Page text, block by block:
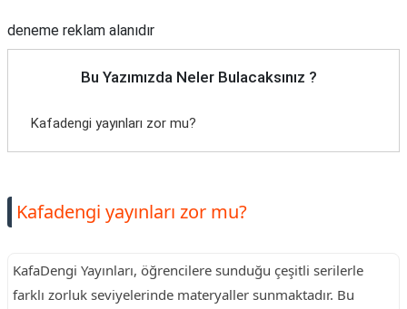
deneme reklam alanıdır
Bu Yazımızda Neler Bulacaksınız ?
Kafadengi yayınları zor mu?
Kafadengi yayınları zor mu?
KafaDengi Yayınları, öğrencilere sunduğu çeşitli serilerle
farklı zorluk seviyelerinde materyaller sunmaktadır. Bu